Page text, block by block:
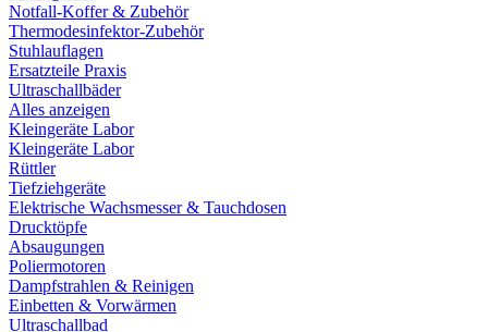
Notfall-Koffer & Zubehör
Thermodesinfektor-Zubehör
Stuhlauflagen
Ersatzteile Praxis
Ultraschallbäder
Alles anzeigen
Kleingeräte Labor
Kleingeräte Labor
Rüttler
Tiefziehgeräte
Elektrische Wachsmesser & Tauchdosen
Drucktöpfe
Absaugungen
Poliermotoren
Dampfstrahlen & Reinigen
Einbetten & Vorwärmen
Ultraschallbad